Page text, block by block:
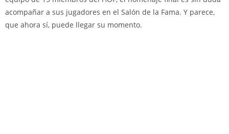
acompañar a sus jugadores en el Salón de la Fama. Y parece,
que ahora sí, puede llegar su momento.